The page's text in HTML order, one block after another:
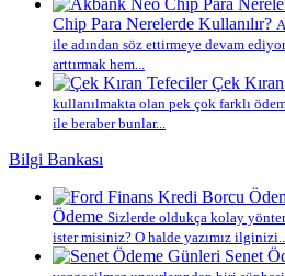
Chip Para Nerelerde Kullanılır?
ile adından söz ettirmeye devam
arttırmak hem...
Çek
kullanılmakta olan pek çok farklı
ile beraber bunlar...
Bilgi Bankası
Ödeme Sizlerde oldukça kolay
ister misiniz? O halde yazımız ilginizi...
Senet